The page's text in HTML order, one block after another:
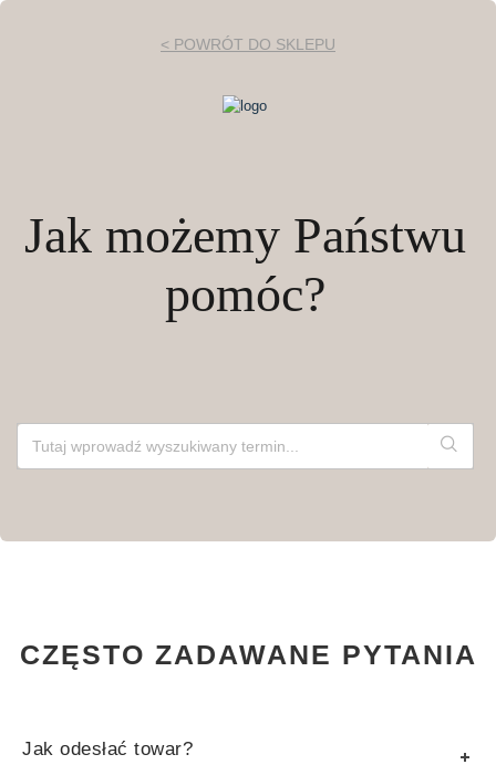
< POWRÓT DO SKLEPU
Jak możemy Państwu
pomóc?
CZĘSTO ZADAWANE PYTANIA
Jak odesłać towar?